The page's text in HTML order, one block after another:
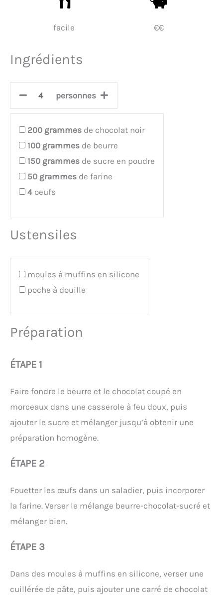
facile €€
Ingrédients
personnes
200 grammes de chocolat noir
100 grammes de beurre
150 grammes de sucre en poudre
50 grammes de farine
4 oeufs
Ustensiles
moules à muffins en silicone
poche à douille
Préparation
ÉTAPE 1
Faire fondre le beurre et le chocolat coupé en
morceaux dans une casserole à feu doux, puis
ajouter le sucre et mélanger jusqu’à obtenir une
préparation homogène.
ÉTAPE 2
Fouetter les œufs dans un saladier, puis incorporer
la farine. Verser le mélange beurre-chocolat-sucré et
mélanger bien.
ÉTAPE 3
Dans des moules à muffins en silicone, verser une
cuillérée de pâte, puis ajouter une carré de chocolat